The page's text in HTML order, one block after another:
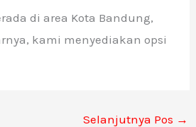
di area Kota Bandung,
kami menyediakan opsi
Selanjutnya Pos →